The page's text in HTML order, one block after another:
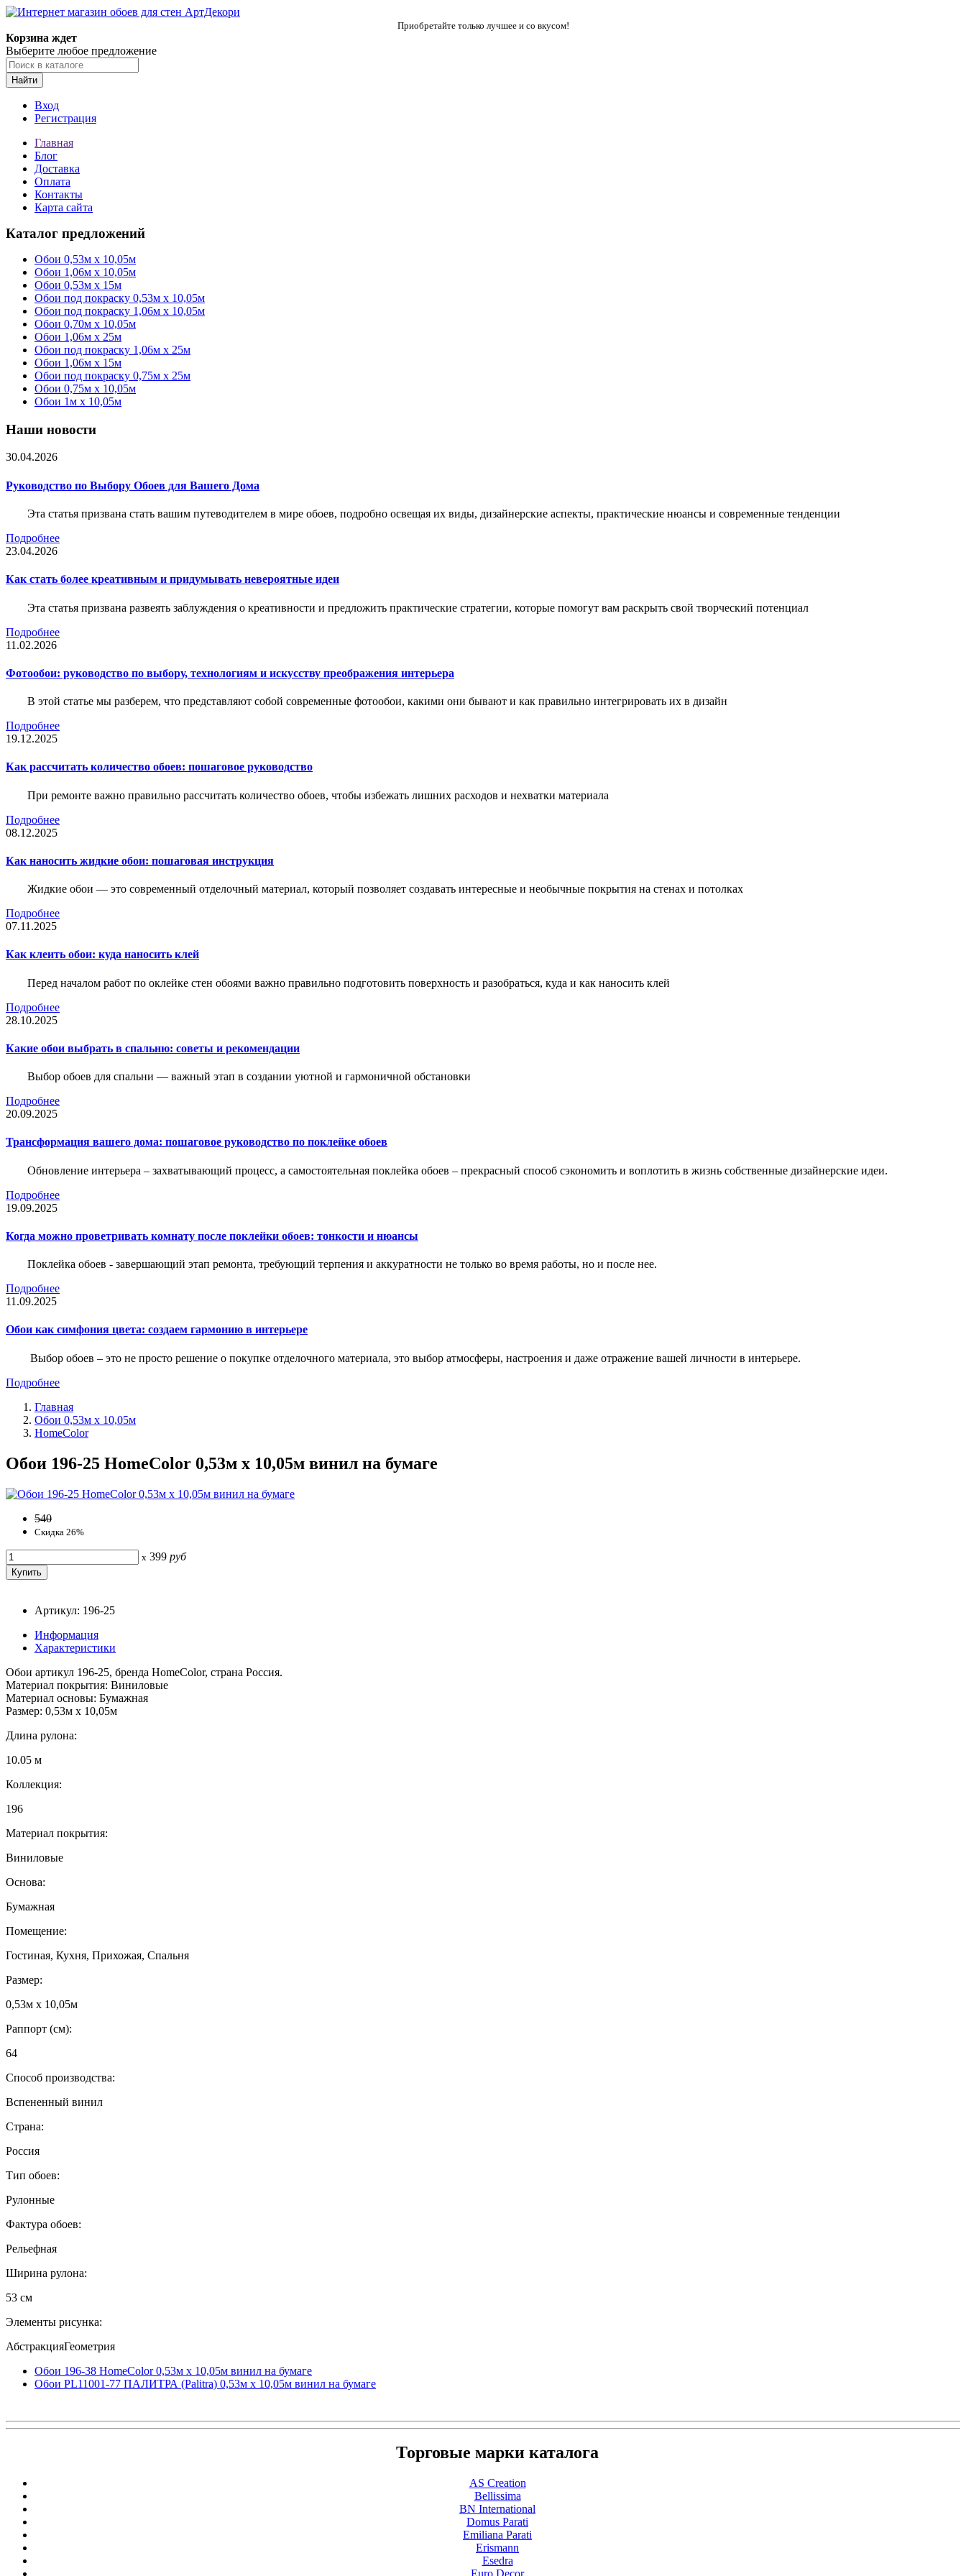
Приобретайте только лучшее и со вкусом!
Корзина ждет
Выберите любое предложение
Найти
Вход
Регистрация
Главная
Блог
Доставка
Оплата
Контакты
Карта сайта
Каталог предложений
Обои 0,53м x 10,05м
Обои 1,06м х 10,05м
Обои 0,53м x 15м
Обои под покраску 0,53м x 10,05м
Обои под покраску 1,06м х 10,05м
Обои 0,70м x 10,05м
Обои 1,06м x 25м
Обои под покраску 1,06м x 25м
Обои 1,06м x 15м
Обои под покраску 0,75м x 25м
Обои 0,75м x 10,05м
Обои 1м х 10,05м
Наши новости
30.04.2026
Руководство по Выбору Обоев для Вашего Дома
Эта статья призвана стать вашим путеводителем в мире обоев, подробно освещая их виды, дизайнерские аспекты, практические нюансы и современные тенденции
Подробнее
23.04.2026
Как стать более креативным и придумывать невероятные идеи
Эта статья призвана развеять заблуждения о креативности и предложить практические стратегии, которые помогут вам раскрыть свой творческий потенциал
Подробнее
11.02.2026
Фотообои: руководство по выбору, технологиям и искусству преображения интерьера
В этой статье мы разберем, что представляют собой современные фотообои, какими они бывают и как правильно интегрировать их в дизайн
Подробнее
19.12.2025
Как рассчитать количество обоев: пошаговое руководство
При ремонте важно правильно рассчитать количество обоев, чтобы избежать лишних расходов и нехватки материала
Подробнее
08.12.2025
Как наносить жидкие обои: пошаговая инструкция
Жидкие обои — это современный отделочный материал, который позволяет создавать интересные и необычные покрытия на стенах и потолках
Подробнее
07.11.2025
Как клеить обои: куда наносить клей
Перед началом работ по оклейке стен обоями важно правильно подготовить поверхность и разобраться, куда и как наносить клей
Подробнее
28.10.2025
Какие обои выбрать в спальню: советы и рекомендации
Выбор обоев для спальни — важный этап в создании уютной и гармоничной обстановки
Подробнее
20.09.2025
Трансформация вашего дома: пошаговое руководство по поклейке обоев
Обновление интерьера – захватывающий процесс, а самостоятельная поклейка обоев – прекрасный способ сэкономить и воплотить в жизнь собственные дизайнерские идеи.
Подробнее
19.09.2025
Когда можно проветривать комнату после поклейки обоев: тонкости и нюансы
Поклейка обоев - завершающий этап ремонта, требующий терпения и аккуратности не только во время работы, но и после нее.
Подробнее
11.09.2025
Обои как симфония цвета: создаем гармонию в интерьере
Выбор обоев – это не просто решение о покупке отделочного материала, это выбор атмосферы, настроения и даже отражение вашей личности в интерьере.
Подробнее
Главная
Обои 0,53м x 10,05м
HomeColor
Обои 196-25 HomeColor 0,53м x 10,05м винил на бумаге
540
Скидка 26%
x 399 руб
Артикул: 196-25
Информация
Характеристики
Обои артикул 196-25, бренда HomeColor, страна Россия.
Материал покрытия: Виниловые
Материал основы: Бумажная
Размер: 0,53м x 10,05м
Длина рулона:
10.05 м
Коллекция:
196
Материал покрытия:
Виниловые
Основа:
Бумажная
Помещение:
Гостиная, Кухня, Прихожая, Спальня
Размер:
0,53м x 10,05м
Раппорт (см):
64
Способ производства:
Вспененный винил
Страна:
Россия
Тип обоев:
Рулонные
Фактура обоев:
Рельефная
Ширина рулона:
53 см
Элементы рисунка:
АбстракцияГеометрия
Обои 196-38 HomeColor 0,53м x 10,05м винил на бумаге
Обои PL11001-77 ПАЛИТРА (Palitra) 0,53м x 10,05м винил на бумаге
Торговые марки каталога
AS Creation
Bellissima
BN International
Domus Parati
Emiliana Parati
Erismann
Esedra